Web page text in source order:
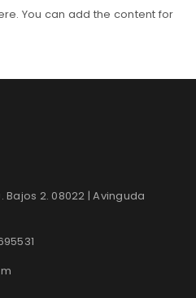
You can add the content for
Bajos 2. 08022 | Avinguda